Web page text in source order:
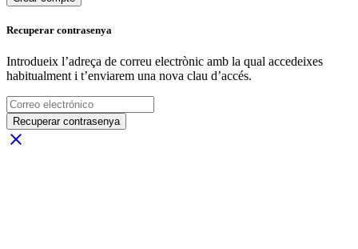
Recuperar contrasenya
Introdueix l’adreça de correu electrònic amb la qual accedeixes
habitualment i t’enviarem una nova clau d’accés.
Recuperar contrasenya
close